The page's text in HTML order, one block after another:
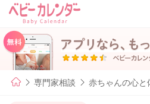
専門家相談 赤ちゃんの心と